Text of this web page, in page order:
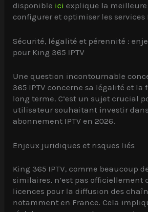
disponible ici explique la
configurer et optimiser les services
Sécurité, légalité et pérennité :
pour King 365 IPTV
Une question incontournable
365 IPTV concerne sa légalité et la
long terme. C’est un sujet crucial
utilisateur souhaitant investir
abonnement IPTV en 2026.
Enjeux juridiques et risques liés
King 365 IPTV, comme beaucoup
similaires, n’est pas officiellement
licences pour la diffusion des
notamment en France. Cela